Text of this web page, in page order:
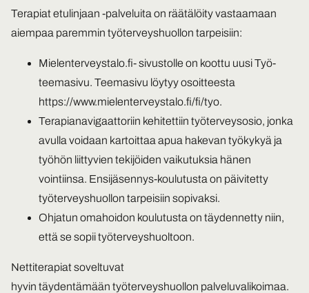
Terapiat etulinjaan -palveluita on räätälöity vastaamaan
aiempaa paremmin työterveyshuollon tarpeisiin:
Mielenterveystalo.fi- sivustolle on koottu uusi Työ-
teemasivu. Teemasivu löytyy osoitteesta
https://www.mielenterveystalo.fi/fi/tyo.
Terapianavigaattoriin kehitettiin työterveysosio, jonka
avulla voidaan kartoittaa apua hakevan työkykyä ja
työhön liittyvien tekijöiden vaikutuksia hänen
vointiinsa. Ensijäsennys-koulutusta on päivitetty
työterveyshuollon tarpeisiin sopivaksi.
Ohjatun omahoidon koulutusta on täydennetty niin,
että se sopii työterveyshuoltoon.
Nettiterapiat soveltuvat
hyvin täydentämään työterveyshuollon palveluvalikoimaa.